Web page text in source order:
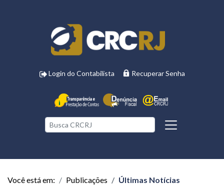
Login do Contabilista Recuperar Senha
Você está em: Publicações Últimas Notícias